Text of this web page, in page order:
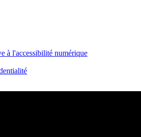
à l'accessibilité numérique